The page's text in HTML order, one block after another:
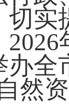
切实
办全
然